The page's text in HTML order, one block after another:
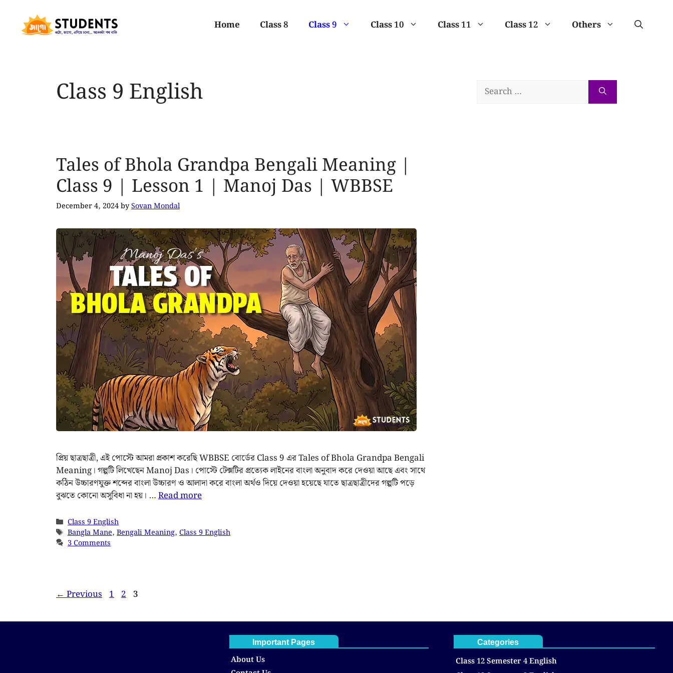
Home Class 8 Class 9 Class 10 Class 11 Class 12 Others
Class 9 English
Tales of Bhola Grandpa Bengali Meaning |
Class 9 | Lesson 1 | Manoj Das | WBBSE
December 4, 2024bySovan Mondal
প্রিয় ছাত্রছাত্রী, এই পোস্টে আমরা প্রকাশ করেছি WBBSE বোর্ডের Class 9 এর Tales of Bhola Grandpa Bengali
Meaning। গল্পটি লিখেছেন Manoj Das। পোস্টে টেক্সটির প্রত্যেক লাইনের বাংলা অনুবাদ করে দেওয়া আছে এবং সাথে
কঠিন উচ্চারণযুক্ত শব্দের বাংলা উচ্চারণ ও আলাদা করে বাংলা অর্থও দিয়ে দেওয়া হয়েছে যাতে ছাত্রছাত্রীদের গল্পটি পড়ে
বুঝতে কোনো অসুবিধা না হয়। …Read more
Class 9 English
Bangla Mane,Bengali Meaning,Class 9 English
3 Comments
←Previous 1 2 3
Important Pages
About Us
Categories
Class 12 Semester 4 English